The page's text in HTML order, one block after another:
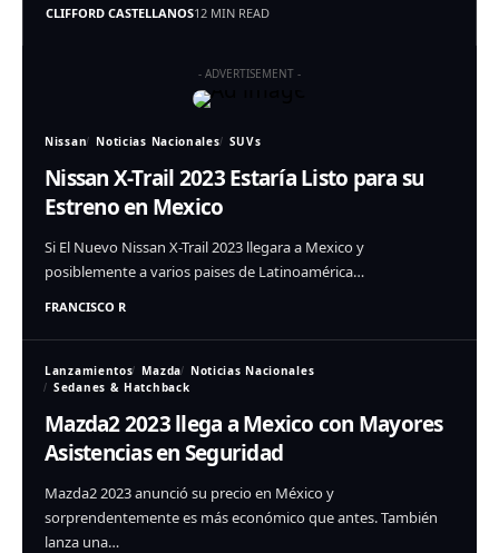
CLIFFORD CASTELLANOS12 MIN READ
- ADVERTISEMENT -
Nissan Noticias Nacionales SUVs
Nissan X-Trail 2023 Estaría Listo para su
Estreno en Mexico
Si El Nuevo Nissan X-Trail 2023 llegara a Mexico y
posiblemente a varios paises de Latinoamérica…
FRANCISCO R
Lanzamientos Mazda
Noticias Nacionales
Sedanes & Hatchback
Mazda2 2023 llega a Mexico con Mayores
Asistencias en Seguridad
Mazda2 2023 anunció su precio en México y
sorprendentemente es más económico que antes. También
lanza una…